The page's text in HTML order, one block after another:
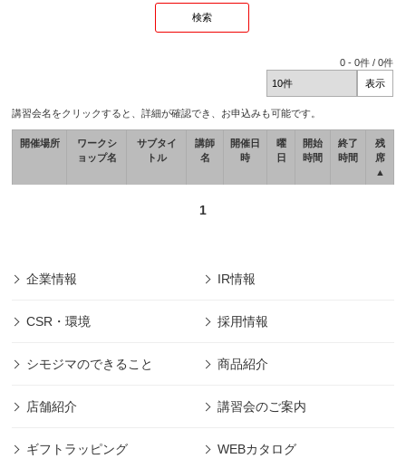
0 -0件 /0件
講習会名をクリックすると、詳細が確認でき、お申込みも可能です。
開催場所
ワークシ
ョップ名
サブタイ
トル
講師
名
開催日
時
曜
日
開始
時間
終了
時間
残
席
▲
1
企業情報 IR情報
CSR・環境 採用情報
シモジマのできること 商品紹介
店舗紹介 講習会のご案内
ギフトラッピング WEBカタログ